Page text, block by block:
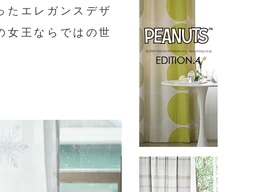
たエレガンスデザ
女王ならではの世